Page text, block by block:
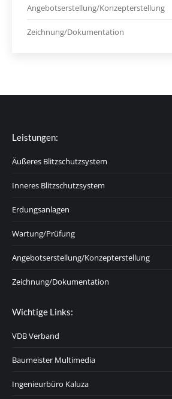
Angebotserstellung/Konzepterstellung
Zeichnung/Dokumentation
Leistungen:
Äußeres Blitzschutzsystem
Inneres Blitzschutzsystem
Erdungsanlagen
Wartung/Prüfung
Angebotserstellung/Konzepterstellung
Zeichnung/Dokumentation
Wichtige Links:
VDB Verband
Baumeister Multimedia
Ingenieurbüro Kaluza